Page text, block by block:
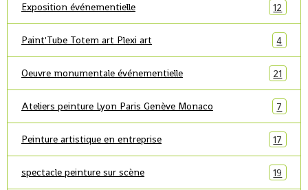
Exposition événementielle 12
Paint'Tube Totem art Plexi art 4
Oeuvre monumentale événementielle 21
Ateliers peinture Lyon Paris Genève Monaco 7
Peinture artistique en entreprise 17
spectacle peinture sur scène 19